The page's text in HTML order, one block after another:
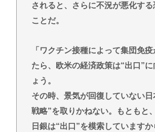
されると、さらに不況が悪化す
ことだ。
「ワクチン接種によって集団免
たら、欧米の経済政策は“出口”に
ょう。
その時、景気が回復していない日
戦略”を取りかねない。もともと
日銀は“出口”を模索していますか